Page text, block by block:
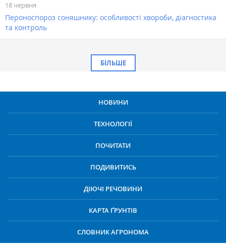
18 червня
Пероноспороз соняшнику: особливості хвороби, діагностика
та контроль
БІЛЬШЕ
НОВИНИ
ТЕХНОЛОГІЇ
ПОЧИТАТИ
ПОДИВИТИСЬ
ДІЮЧІ РЕЧОВИНИ
КАРТА ҐРУНТІВ
СЛОВНИК АГРОНОМА